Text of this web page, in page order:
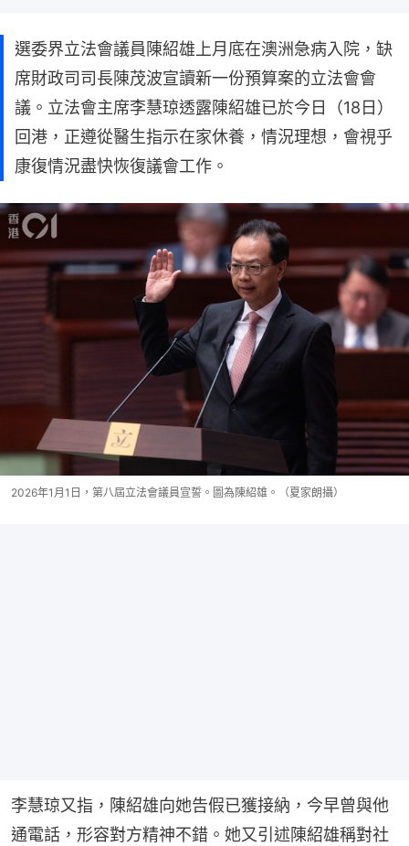
選委界立法會議員陳紹雄上月底在澳洲急病入院，缺
席財政司司長陳茂波宣讀新一份預算案的立法會會
議。立法會主席李慧琼透露陳紹雄已於今日（18日）
回港，正遵從醫生指示在家休養，情況理想，會視乎
康復情況盡快恢復議會工作。
2026年1月1日，第八屆立法會議員宣誓。圖為陳紹雄。（夏家朗攝）
李慧琼又指，陳紹雄向她告假已獲接納，今早曾與他
通電話，形容對方精神不錯。她又引述陳紹雄稱對社